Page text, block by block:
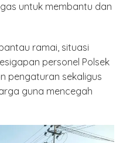
untuk membantu dan
ramai, situasi
personel Polsek
pengaturan sekaligus
guna mencegah